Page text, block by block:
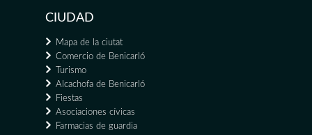
CIUDAD
Mapa de la ciutat
Comercio de Benicarló
Turismo
Alcachofa de Benicarló
Fiestas
Asociaciones cívicas
Farmacias de guardia